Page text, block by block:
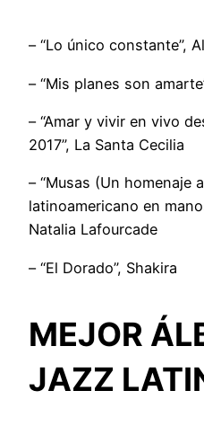
– “Lo único constante”,
– “Mis planes son
– “Amar y vivir en vivo
2017”, La Santa Cecilia
– “Musas (Un homenaje
latinoamericano en
Natalia Lafourcade
– “El Dorado”, Shakira
MEJOR
JAZZ